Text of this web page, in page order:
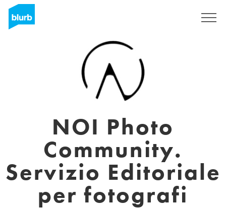
NOI Photo
Community.
Servizio Editoriale
per fotografi